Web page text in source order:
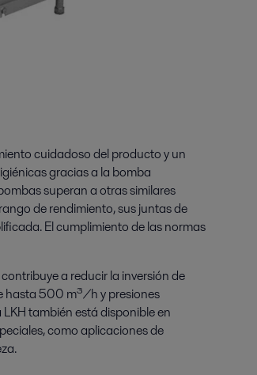
cuidadoso del producto y un
gracias a la bomba
superan a otras similares
de rendimiento, sus juntas de
El cumplimiento de las normas
a reducir la inversión de
hasta 500 m³/h y presiones
también está disponible en
como aplicaciones de